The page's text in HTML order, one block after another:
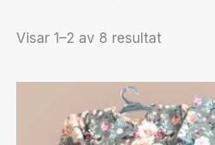
Visar 1–2 av 8 resultat
här